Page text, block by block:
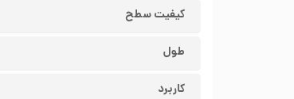
کیفیت سطح
طول
کاربرد